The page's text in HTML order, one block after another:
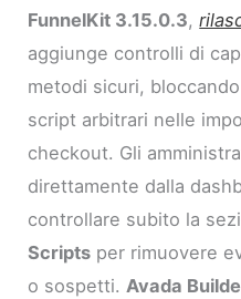
FunnelKit 3.15.0.3,
aggiunge controlli di
metodi sicuri,
script arbitrari nelle
checkout. Gli
direttamente dalla
controllare subito la
Scripts per rimuovere
o sospetti.Avada